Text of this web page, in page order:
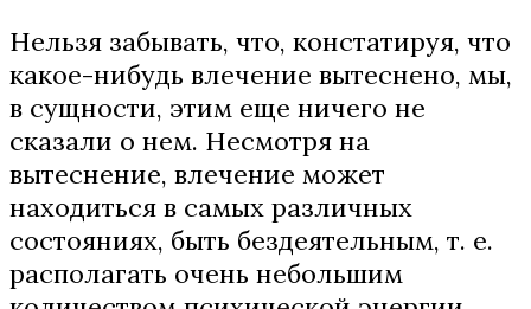
Нельзя забывать, что, констатируя, что
какое-нибудь влечение вытеснено, мы,
в сущности, этим еще ничего не
сказали о нем. Несмотря на
вытеснение, влечение может
находиться в самых различных
состояниях, быть бездеятельным, т. е.
располагать очень небольшим